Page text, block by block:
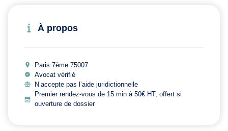
À propos
Paris 7ème 75007
Avocat vérifié
N’accepte pas l’aide juridictionnelle
Premier rendez-vous de 15 min à 50€ HT, offert si
ouverture de dossier